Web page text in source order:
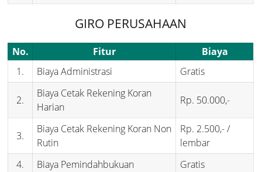
GIRO PERUSAHAAN
No. Fitur
Biaya
1.
Biaya Administrasi Gratis
2.
Biaya Cetak Rekening Koran
Harian
Rp. 50.000,-
3.
Biaya Cetak Rekening Koran Non
Rutin
Rp. 2.500,- /
lembar
4.
Biaya Pemindahbukuan
Gratis